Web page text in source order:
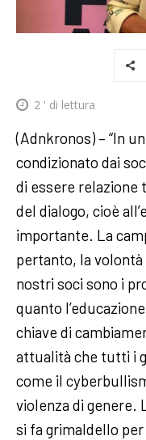
2 ' di lettura
(Adnkronos) – “In
condizionato dai
di essere relazione
del dialogo, cioè
importante. La
pertanto, la
nostri soci sono i
quanto
chiave di
attualità che tutti i
come il
violenza di genere.
si fa grimaldello